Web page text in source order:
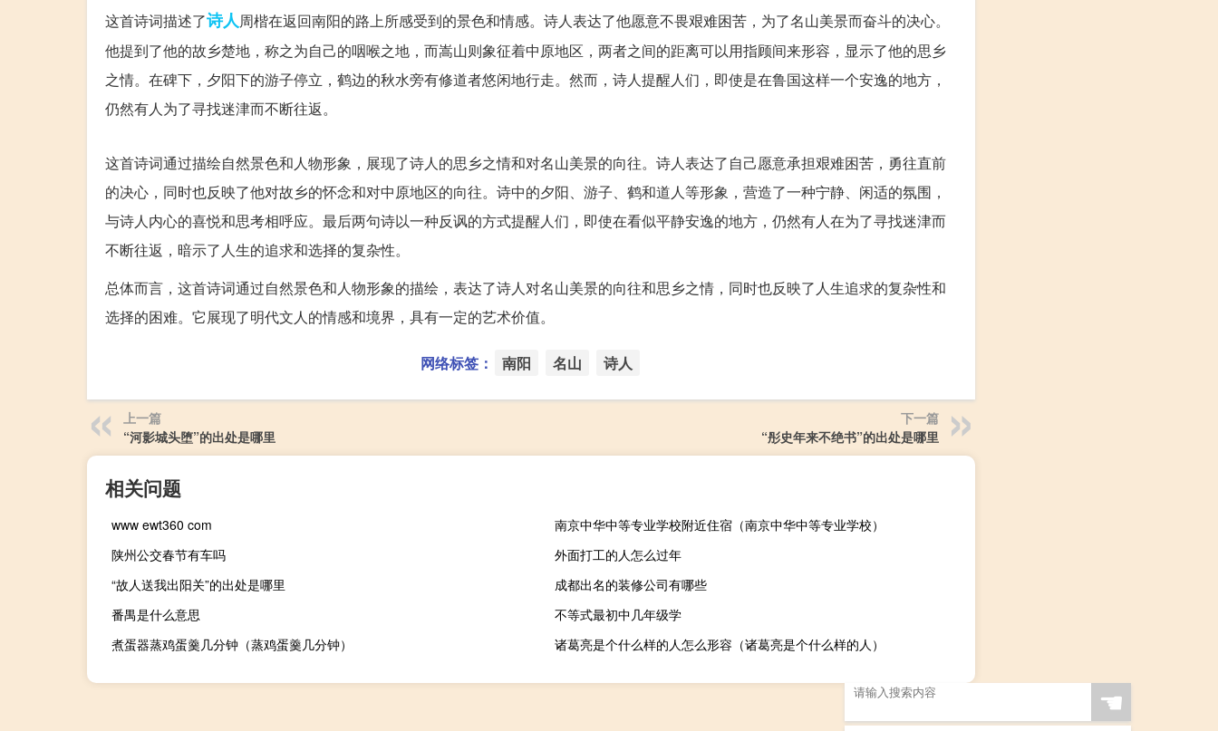
这首诗词描述了诗人周楷在返回南阳的路上所感受到的景色和情感。诗人表达了他愿意不畏艰难困苦，为了名山美景而奋斗的决心。
他提到了他的故乡楚地，称之为自己的咽喉之地，而嵩山则象征着中原地区，两者之间的距离可以用指顾间来形容，显示了他的思乡
之情。在碑下，夕阳下的游子停立，鹤边的秋水旁有修道者悠闲地行走。然而，诗人提醒人们，即使是在鲁国这样一个安逸的地方，
仍然有人为了寻找迷津而不断往返。
这首诗词通过描绘自然景色和人物形象，展现了诗人的思乡之情和对名山美景的向往。诗人表达了自己愿意承担艰难困苦，勇往直前
的决心，同时也反映了他对故乡的怀念和对中原地区的向往。诗中的夕阳、游子、鹤和道人等形象，营造了一种宁静、闲适的氛围，
与诗人内心的喜悦和思考相呼应。最后两句诗以一种反讽的方式提醒人们，即使在看似平静安逸的地方，仍然有人在为了寻找迷津而
不断往返，暗示了人生的追求和选择的复杂性。
总体而言，这首诗词通过自然景色和人物形象的描绘，表达了诗人对名山美景的向往和思乡之情，同时也反映了人生追求的复杂性和
选择的困难。它展现了明代文人的情感和境界，具有一定的艺术价值。
网络标签： 南阳 名山 诗人
上一篇
“河影城头堕”的出处是哪里
下一篇
“彤史年来不绝书”的出处是哪里
相关问题
www ewt360 com
南京中华中等专业学校附近住宿（南京中华中等专业学校）
陕州公交春节有车吗
外面打工的人怎么过年
“故人送我出阳关”的出处是哪里
成都出名的装修公司有哪些
番禺是什么意思
不等式最初中几年级学
煮蛋器蒸鸡蛋羹几分钟（蒸鸡蛋羹几分钟）
诸葛亮是个什么样的人怎么形容（诸葛亮是个什么样的人）
☚